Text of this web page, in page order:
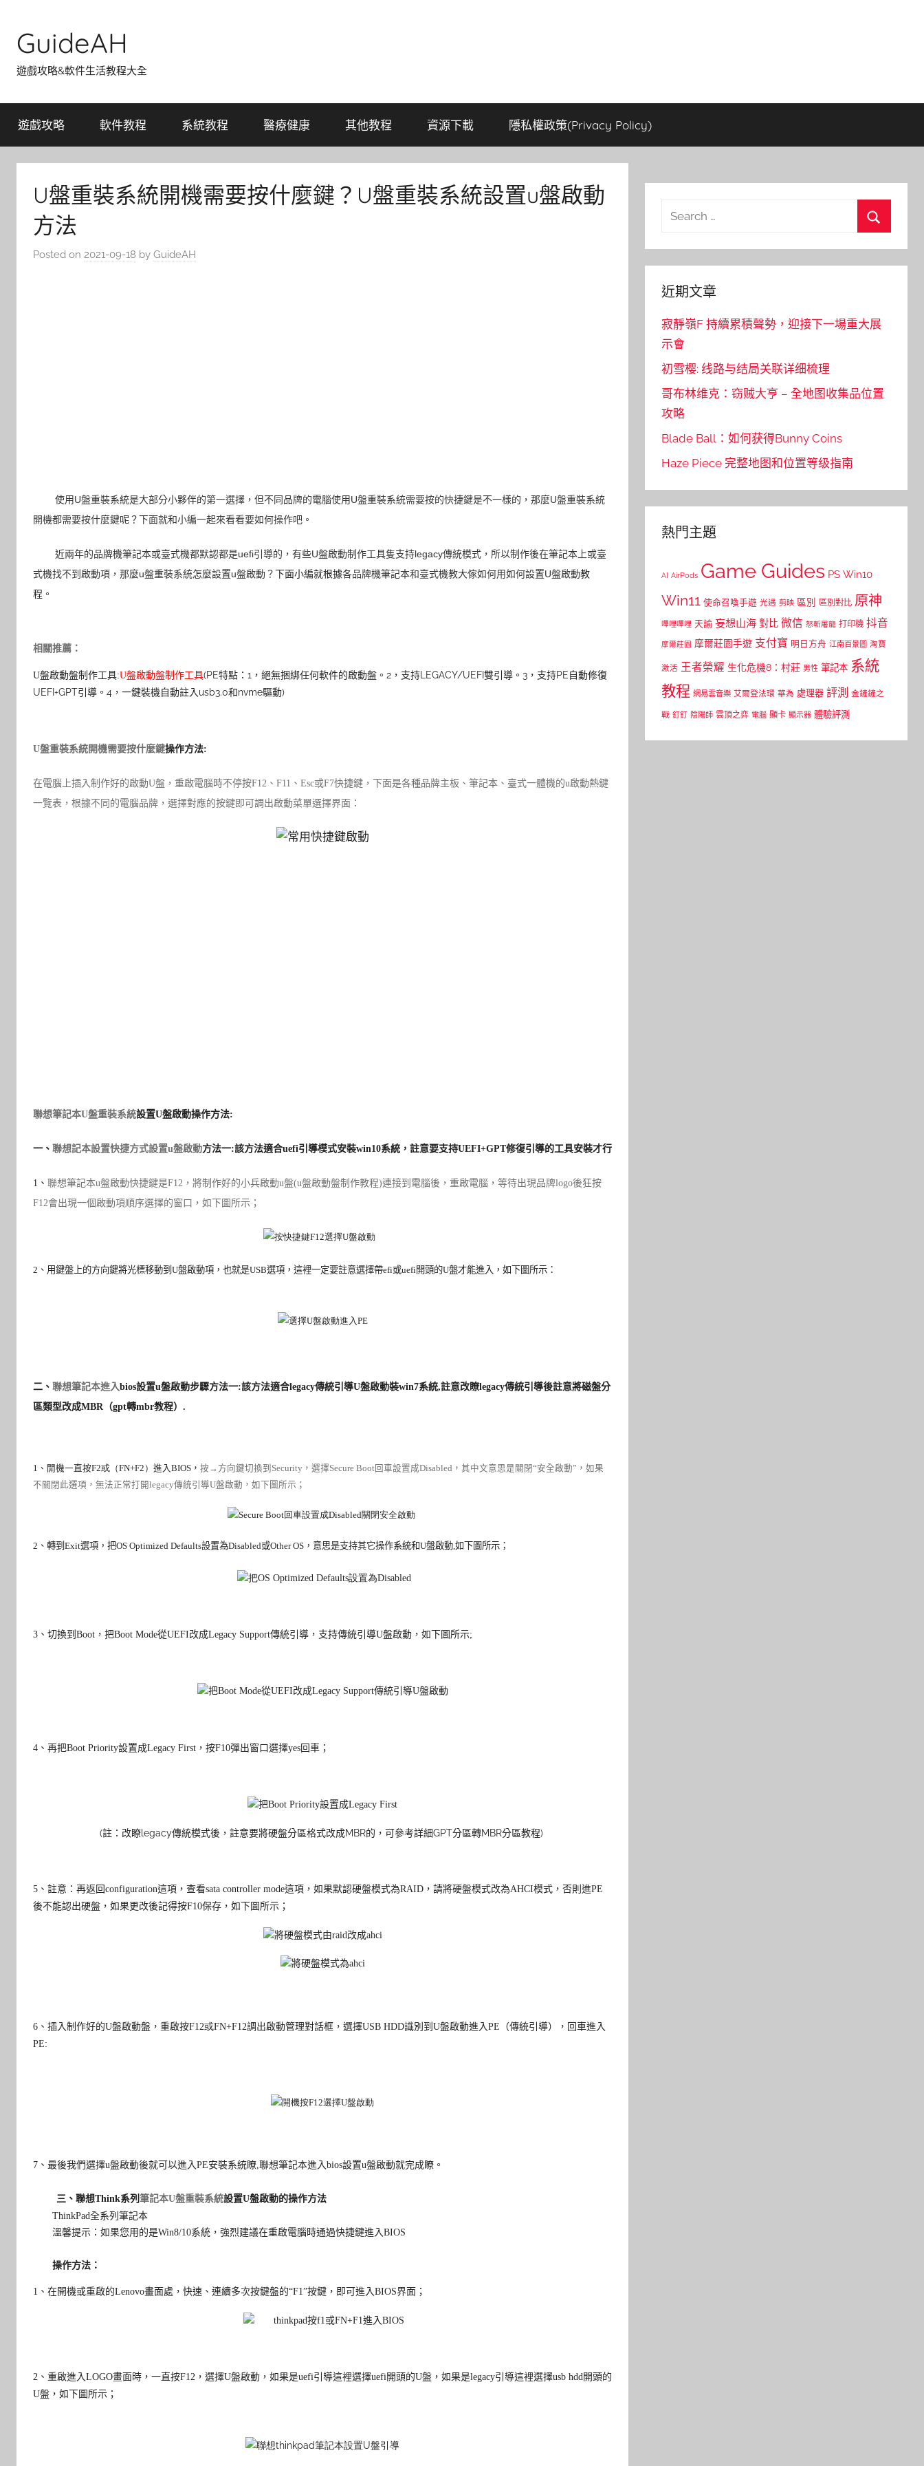
content
GuideAH
遊戲攻略&軟件生活教程大全
遊戲攻略 軟件教程 系統教程 醫療健康 其他教程 資源下載 隱私權政策(Privacy Policy)
U盤重裝系統開機需要按什麼鍵？U盤重裝系統設置u盤啟動
方法
Posted on 2021-09-18 by GuideAH
使用U盤重裝系統是大部分小夥伴的第一選擇，但不同品牌的電腦使用U盤重裝系統需要按的快捷鍵是不一樣的，那麼U盤重裝系統
開機都需要按什麼鍵呢？下面就和小編一起來看看要如何操作吧。
近兩年的品牌機筆記本或臺式機都默認都是uefi引導的，有些U盤啟動制作工具隻支持legacy傳統模式，所以制作後在筆記本上或臺
式機找不到啟動項，那麼u盤重裝系統怎麼設置u盤啟動？下面小編就根據各品牌機筆記本和臺式機教大傢如何用如何設置U盤啟動教
程。
相關推薦：
U盤啟動盤制作工具:U盤啟動盤制作工具(PE特點：1，絕無捆綁任何軟件的啟動盤。 2，支持LEGACY/UEFI雙引導。 3，支持PE自動修復
UEFI+GPT引導。4，一鍵裝機自動註入usb3.0和nvme驅動)
U盤重裝系統開機需要按什麼鍵操作方法:
在電腦上插入制作好的啟動U盤，重啟電腦時不停按F12、F11、Esc或F7快捷鍵，下面是各種品牌主板、筆記本、臺式一體機的u啟動熱鍵
一覽表，根據不同的電腦品牌，選擇對應的按鍵即可調出啟動菜單選擇界面：
聯想筆記本U盤重裝系統設置U盤啟動操作方法:
一、 聯想記本設置快捷方式設置u盤啟動方法一:該方法適合uefi引導模式安裝win10系統，註意要支持UEFI+GPT修復引導的工具安裝才行
1 、 聯想筆記本u盤啟動快捷鍵是F12，將制作好的小兵啟動u盤(u盤啟動盤制作教程)連接到電腦後，重啟電腦，等待出現品牌logo後狂按
F12會出現一個啟動項順序選擇的窗口，如下圖所示；
2 、 用鍵盤上的方向鍵將光標移動到U盤啟動項，也就是USB選項，這裡一定要註意選擇帶efi或uefi開頭的U盤才能進入，如下圖所示：
二、 聯想筆記本進入bios設置u盤啟動步驟方法一:該方法適合legacy傳統引導U盤啟動裝win7系統,註意改瞭legacy傳統引導後註意將磁盤分
區類型改成MBR（gpt轉mbr教程）.
1 、開機一直按F2或（FN+F2） 進入BIOS ， 按→方向鍵切換到Security，選擇Secure Boot回車設置成Disabled，其中文意思是關閉“安全啟動”，如果
不關閉此選項，無法正常打開legacy傳統引導U盤啟動，如下圖所示；
2 、 轉到Exit選項，把OS Optimized Defaults設置為Disabled或Other OS ，意思是支持其它操作系統和U盤啟動,如下圖所示 ；
3 、 切換到Boot，把Boot Mode從UEFI改成Legacy Support傳統引導，支持傳統引導U盤啟動，如下圖所示;
4 、 再把Boot Priority設置成Legacy First，按F10彈出窗口選擇yes回車 ；
(註：改瞭legacy傳統模式後，註意要將硬盤分區格式改成MBR的，可參考詳細GPT分區轉MBR分區教程)
5 、 註意：再返回configuration這項，查看sata controller mode這項，如果默認硬盤模式為RAID，請將硬盤模式改為AHCI模式，否則進PE
後不能認出硬盤，如果更改後記得按F10保存，如下圖所示 ；
6 、插入制作好的U盤啟動盤，重啟按F12或FN+F12調出啟動管理對話框，選擇USB HDD識別到 U盤啟動進入PE（傳統引導），回車進入
PE:
7 、 最後我們選擇u盤啟動後就可以進入PE安裝系統瞭,聯想筆記本進入bios設置u盤啟動就完成瞭。
三、 聯想Think系列 筆記本U盤重裝系統設置U盤啟動的操作方法
ThinkPad全系列筆記本
溫馨提示：如果您用的是Win8/10系統，強烈建議在重啟電腦時通過快捷鍵進入BIOS
操作方法：
1、在開機或重啟的Lenovo畫面處，快速、連續多次按鍵盤的“F1”按鍵，即可進入BIOS界面；
2 、重啟進入LOGO畫面時，一直按F12 ，選擇U盤啟動，如果是uefi引導這裡選擇uefi開頭的U盤，如果是legacy引導這裡選擇usb hdd開頭的
U盤，如下圖所示；
Search
近期文章
寂靜嶺F 持續累積聲勢，迎接下一場重大展
示會
初雪樱: 线路与结局关联详细梳理
哥布林维克：窃贼大亨 – 全地图收集品位置
攻略
Blade Ball：如何获得Bunny Coins
Haze Piece 完整地图和位置等级指南
熱門主題
AI AirPods Game Guides PS Win10
Win11 使命召喚手遊 光遇 剪映 區別 區別對比 原神
嗶哩嗶哩 天諭 妄想山海 對比 微信 怒斬屠龍 打印機 抖音
摩爾莊園 摩爾莊園手遊 支付寶 明日方舟 江南百景圖 淘寶
激活 王者榮耀 生化危機8：村莊 男性 筆記本 系統
教程 網易雲音樂 艾爾登法環 華為 處理器 評測 金鏟鏟之
戰 釘釘 陰陽師 雲頂之弈 電腦 顯卡 顯示器 體驗評測